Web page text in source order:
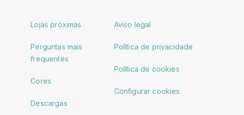
Lojas próximas
Perguntas mais
frequentes
Cores
Descargas
Aviso legal
Política de privacidade
Política de cookies
Configurar cookies